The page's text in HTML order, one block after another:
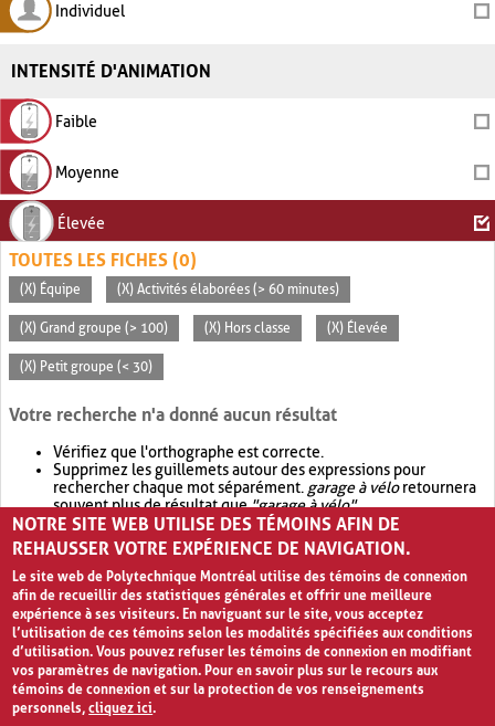
Individuel
INTENSITÉ D'ANIMATION
Faible
Moyenne
Élevée
TOUTES LES FICHES (0)
(X) Équipe (X) Activités élaborées (> 60 minutes)
(X) Grand groupe (> 100) (X) Hors classe (X) Élevée
(X) Petit groupe (< 30)
Votre recherche n'a donné aucun résultat
Vérifiez que l'orthographe est correcte.
Supprimez les guillemets autour des expressions pour
rechercher chaque mot séparément. garage à véloretournera
souvent plus de résultat que"garage à vélo".
Envisagez d'élargir votre recherche avec OR.garage OR vélo
retournera souvent plus de résultat quegarage à vélo
NOTRE SITE WEB UTILISE DES TÉMOINS AFIN DE
REHAUSSER VOTRE EXPÉRIENCE DE NAVIGATION.
Le site web de Polytechnique Montréal utilise des témoins de connexion
afin de recueillir des statistiques générales et offrir une meilleure
expérience à ses visiteurs. En naviguant sur le site, vous acceptez
l’utilisation de ces témoins selon les modalités spécifiées aux conditions
d’utilisation. Vous pouvez refuser les témoins de connexion en modifiant
vos paramètres de navigation. Pour en savoir plus sur le recours aux
témoins de connexion et sur la protection de vos renseignements
personnels,cliquez ici.